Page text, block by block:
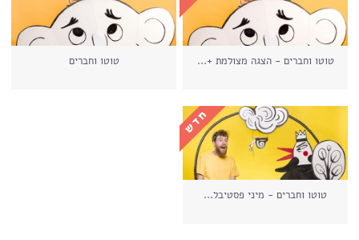
טוטו וחברים - הצגה מצולמת +... טוטו וחברים
טוטו וחברים - מיני פסטיבל...